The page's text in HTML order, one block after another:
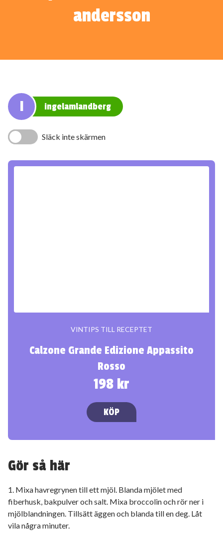
andersson
I ingelamlandberg
Släck inte skärmen
VINTIPS TILL RECEPTET
Calzone Grande Edizione Appassito
Rosso
198 kr
KÖP
Gör så här
1. Mixa havregrynen till ett mjöl. Blanda mjölet med
fiberhusk, bakpulver och salt. Mixa broccolin och rör ner i
mjölblandningen. Tillsätt äggen och blanda till en deg. Låt
vila några minuter.